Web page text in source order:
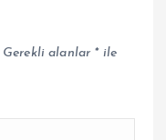
Gerekli alanlar *ile